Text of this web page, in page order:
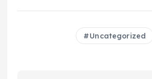
Uncategorized